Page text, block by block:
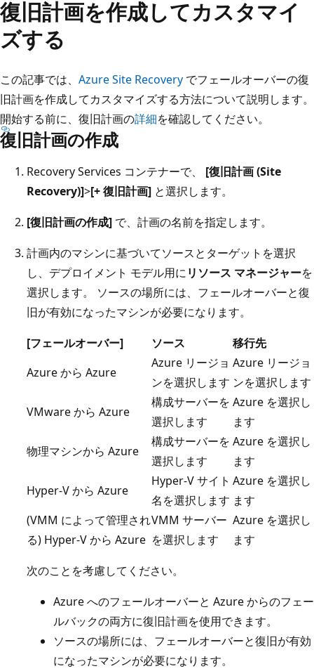
復旧計画を作成してカスタマイ
ズする
この記事では、 Azure Site Recovery でフェールオーバーの復
旧計画を作成してカスタマイズする方法について説明します。
開始する前に、復旧計画の詳細を確認してください。
復旧計画の作成
Recovery Services コンテナーで、 [復旧計画 (Site
Recovery)]>[+ 復旧計画] と選択します。
[復旧計画の作成] で、計画の名前を指定します。
計画内のマシンに基づいてソースとターゲットを選択
し、デプロイメント モデル用にリソース マネージャーを
選択します。 ソースの場所には、フェールオーバーと復
旧が有効になったマシンが必要になります。
[フェールオーバー]
ソース
移行先
Azure から Azure
Azure リージョ
ンを選択します
Azure リージョ
ンを選択します
VMware から Azure
構成サーバーを
選択します
Azure を選択し
ます
物理マシンから Azure
構成サーバーを
選択します
Azure を選択し
ます
Hyper-V から Azure
Hyper-V サイト
名を選択します
Azure を選択し
ます
(VMM によって管理され
る) Hyper-V から Azure
VMM サーバー
を選択します
Azure を選択し
ます
次のことを考慮してください。
Azure へのフェールオーバーと Azure からのフェー
ルバックの両方に復旧計画を使用できます。
ソースの場所には、フェールオーバーと復旧が有効
になったマシンが必要になります。